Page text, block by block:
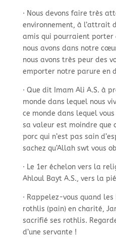
· Nous devons faire très
environnement, à l’attrait
amis qui pourraient porter
nous avons dans notre
nous avons très peur des
emporter notre parure en
· Que dit Imam Ali A.S. à
monde dans lequel nous
ce monde dans lequel vous
sa valeur est moindre que
porc qui n’est pas sain
sachez qu’Allah swt vous
· Le 1er échelon vers la
Ahloul Bayt A.S., vers la
· Rappelez-vous quand
rothlis (pain) en charité,
sacrifié ses rothlis.
d’une servante !